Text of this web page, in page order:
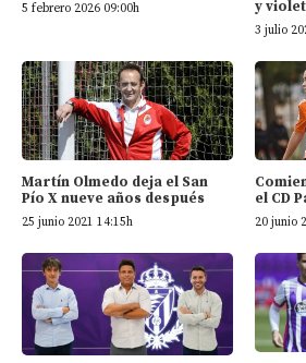
5 febrero 2026 09:00h y
3 julio
Martín Olmedo deja el San
Pío X nueve años después
25 junio 2021 14:15h
el CD
20 junio